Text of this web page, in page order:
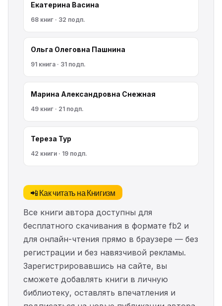
Екатерина Васина
68 книг · 32 подп.
Ольга Олеговна Пашнина
91 книга · 31 подп.
Марина Александровна Снежная
49 книг · 21 подп.
Тереза Тур
42 книги · 19 подп.
📲 Как читать на Книгизм
Все книги автора доступны для
бесплатного скачивания в формате fb2 и
для онлайн-чтения прямо в браузере — без
регистрации и без навязчивой рекламы.
Зарегистрировавшись на сайте, вы
сможете добавлять книги в личную
библиотеку, оставлять впечатления и